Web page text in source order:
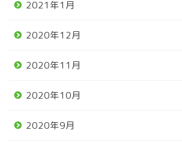
2021年1月
2020年12月
2020年11月
2020年10月
2020年9月